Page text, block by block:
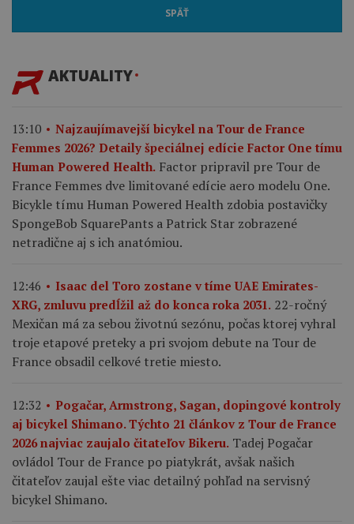
SPÄŤ
AKTUALITY
13:10
Najzaujímavejší bicykel na Tour de France
Femmes 2026? Detaily špeciálnej edície Factor One tímu
Human Powered Health. Factor pripravil pre Tour de
France Femmes dve limitované edície aero modelu One.
Bicykle tímu Human Powered Health zdobia postavičky
SpongeBob SquarePants a Patrick Star zobrazené
netradične aj s ich anatómiou.
12:46
Isaac del Toro zostane v tíme UAE Emirates-
XRG, zmluvu predĺžil až do konca roka 2031. 22-ročný
Mexičan má za sebou životnú sezónu, počas ktorej vyhral
troje etapové preteky a pri svojom debute na Tour de
France obsadil celkové tretie miesto.
12:32
Pogačar, Armstrong, Sagan, dopingové kontroly
aj bicykel Shimano. Týchto 21 článkov z Tour de France
2026 najviac zaujalo čitateľov Bikeru. Tadej Pogačar
ovládol Tour de France po piatykrát, avšak našich
čitateľov zaujal ešte viac detailný pohľad na servisný
bicykel Shimano.